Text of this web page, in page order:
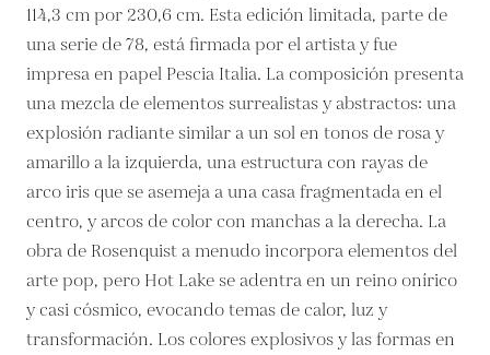
114,3 cm por 230,6 cm. Esta edición limitada, parte de
una serie de 78, está firmada por el artista y fue
impresa en papel Pescia Italia. La composición presenta
una mezcla de elementos surrealistas y abstractos: una
explosión radiante similar a un sol en tonos de rosa y
amarillo a la izquierda, una estructura con rayas de
arco iris que se asemeja a una casa fragmentada en el
centro, y arcos de color con manchas a la derecha. La
obra de Rosenquist a menudo incorpora elementos del
arte pop, pero Hot Lake se adentra en un reino onírico
y casi cósmico, evocando temas de calor, luz y
transformación. Los colores explosivos y las formas en